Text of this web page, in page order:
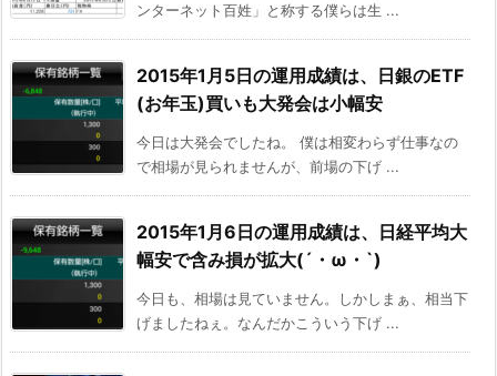
ンターネット百姓」と称する僕らは生 ...
2015年1月5日の運用成績は、日銀のETF
(お年玉)買いも大発会は小幅安
今日は大発会でしたね。 僕は相変わらず仕事なの
で相場が見られませんが、前場の下げ ...
2015年1月6日の運用成績は、日経平均大
幅安で含み損が拡大(´・ω・`)
今日も、相場は見ていません。しかしまぁ、相当下
げましたねぇ。なんだかこういう下げ ...